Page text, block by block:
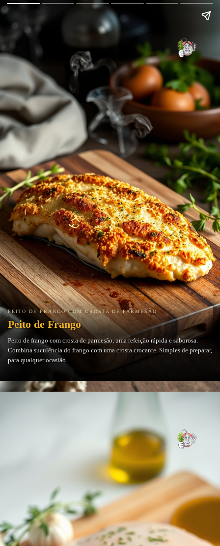
PEITO DE FRANGO COM CROSTA DE PARMESÃO
Peito de Frango
Peito de frango com crosta de parmesão, uma refeição rápida e saborosa.
Combina suculência do frango com uma crosta crocante. Simples de preparar,
para qualquer ocasião.